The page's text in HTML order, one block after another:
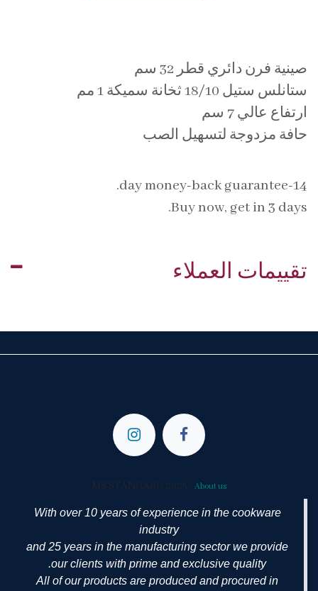
صينية فرن دائري قطر 32 سم
ستانلس ستيل 18/10 ثخانة سميكة 1 مم
ارتفاع عالي 7 سم
حافة مزدوجة لتسهيل الصب
14-day money-back guarantee.
Buy now, get in 3 days.
تقييمات العملاء
MS STANDARD 2025 About us
With over 10 years of experience in the cookware
industry
and 25 years in the manufacturing sector we provide
our clients with prime and exclusive quality.
All of our products are produced and procured in